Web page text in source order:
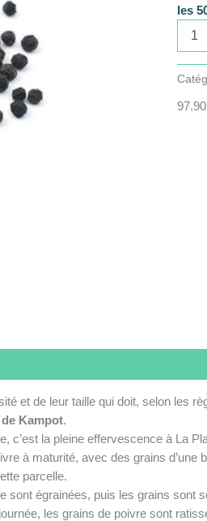
les
de
noir
et de leur taille qui doit, selon les
Kampot.
c’est la pleine effervescence à La
à maturité, avec des grains
parcelle.
sont égrainées, puis les grains
les grains de poivre sont